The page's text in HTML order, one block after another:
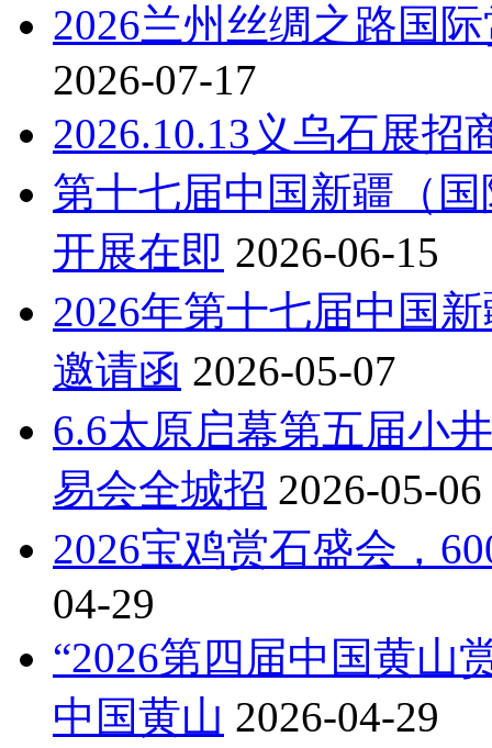
2026兰州丝绸之路国
2026-07-17
2026.10.13义乌石展招
第十七届中国新疆（
开展在即 2026-06-15
2026年第十七届中国
邀请函 2026-05-07
6.6太原启幕第五届小
易会全城招 2026-05-06
2026宝鸡赏石盛会，
04-29
“2026第四届中国黄山
中国黄山 2026-04-29